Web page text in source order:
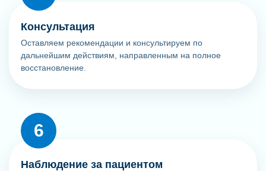
Консультация
Оставляем рекомендации и консультируем по
дальнейшим действиям, направленным на полное
восстановление.
Наблюдение за пациентом